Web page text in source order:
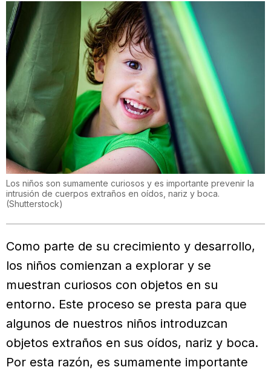
Los niños son sumamente curiosos y es importante prevenir la
intrusión de cuerpos extraños en oídos, nariz y boca.
(Shutterstock)
Como parte de su crecimiento y desarrollo,
los niños comienzan a explorar y se
muestran curiosos con objetos en su
entorno. Este proceso se presta para que
algunos de nuestros niños introduzcan
objetos extraños en sus oídos, nariz y boca.
Por esta razón, es sumamente importante